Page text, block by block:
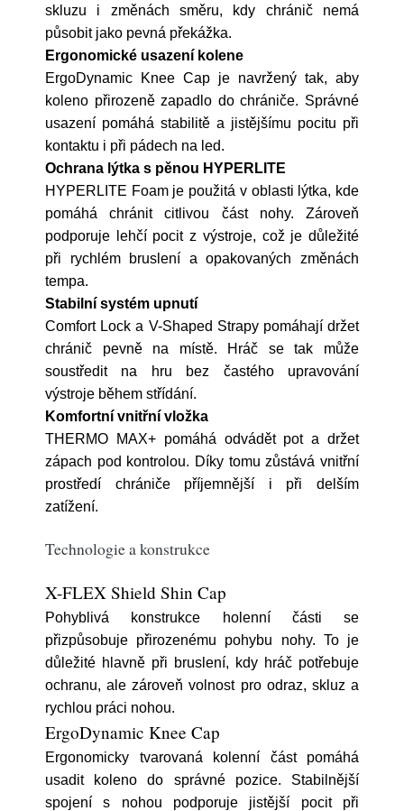
skluzu i změnách směru, kdy chránič nemá
působit jako pevná překážka.
Ergonomické usazení kolene
ErgoDynamic Knee Cap je navržený tak, aby
koleno přirozeně zapadlo do chrániče. Správné
usazení pomáhá stabilitě a jistějšímu pocitu při
kontaktu i při pádech na led.
Ochrana lýtka s pěnou HYPERLITE
HYPERLITE Foam je použitá v oblasti lýtka, kde
pomáhá chránit citlivou část nohy. Zároveň
podporuje lehčí pocit z výstroje, což je důležité
při rychlém bruslení a opakovaných změnách
tempa.
Stabilní systém upnutí
Comfort Lock a V-Shaped Strapy pomáhají držet
chránič pevně na místě. Hráč se tak může
soustředit na hru bez častého upravování
výstroje během střídání.
Komfortní vnitřní vložka
THERMO MAX+ pomáhá odvádět pot a držet
zápach pod kontrolou. Díky tomu zůstává vnitřní
prostředí chrániče příjemnější i při delším
zatížení.
Technologie a konstrukce
X-FLEX Shield Shin Cap
Pohyblivá konstrukce holenní části se
přizpůsobuje přirozenému pohybu nohy. To je
důležité hlavně při bruslení, kdy hráč potřebuje
ochranu, ale zároveň volnost pro odraz, skluz a
rychlou práci nohou.
ErgoDynamic Knee Cap
Ergonomicky tvarovaná kolenní část pomáhá
usadit koleno do správné pozice. Stabilnější
spojení s nohou podporuje jistější pocit při